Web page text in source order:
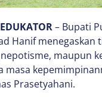
– Bupati
Hanif menegaskan
maupun
masa
Prasetyahani.